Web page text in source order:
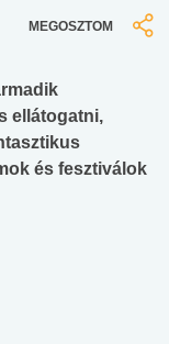
MEGOSZTOM
ellátogatni,
és fesztiválok